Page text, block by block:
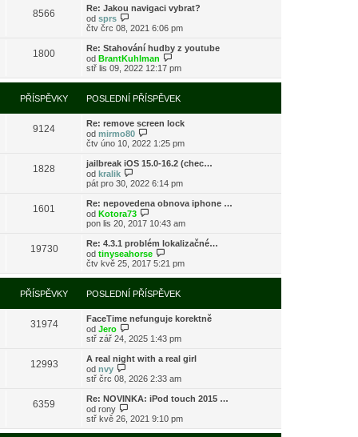
k
p
ě
v
e
k
í
p
ř
í
s
p
ě
v
e
p
o
s
e
d
n
í
ř
p
ě
v
k
r
z
i
t
p
o
s
l
d
í
p
ř
í
s
p
ě
v
k
8566
Re: Jakou navigaci vybrat?
od sprs
o
r
a
z
i
t
p
o
s
l
e
d
í
p
ř
í
p
ě
v
k
čtv črc 08, 2021 6:06 pm
1800
Re: Stahování hudby z youtube
od BrantKuhlman
o
r
a
z
i
t
o
l
d
í
ř
í
p
v
e
stř lis 09, 2022 12:17 pm
PŘÍSPĚVKY POSLEDNÍ PŘÍSPĚVEK
9124
Re: remove screen lock
od mirmo80
o
r
z
i
p
o
s
l
e
d
n
í
ř
p
ě
v
k
čtv úno 10, 2022 1:25 pm
1828
jailbreak iOS 15.0-16.2 (chec…
od kralik
o
r
a
z
i
p
o
s
l
d
í
ř
í
p
ě
v
k
pát pro 30, 2022 6:14 pm
1601
Re: nepovedena obnova iphone …
od Kotora73
o
r
a
z
t
p
o
s
l
d
í
ř
í
s
p
ě
v
e
pon lis 20, 2017 10:43 am
19730
Re: 4.3.1 problém lokalizačné…
od tinyseahorse
o
r
a
z
i
t
o
l
d
í
ř
í
s
čtv kvě 25, 2017 5:21 pm
PŘÍSPĚVKY POSLEDNÍ PŘÍSPĚVEK
31974
FaceTime nefunguje korektně
od Jero
o
r
z
i
t
p
o
s
l
stř zář 24, 2025 1:43 pm
12993
A real night with a real girl
od nvy
o
r
a
z
t
stř črc 08, 2026 2:33 am
6359
Re: NOVINKA: iPod touch 2015 …
od rony
o
stř kvě 26, 2021 9:10 pm